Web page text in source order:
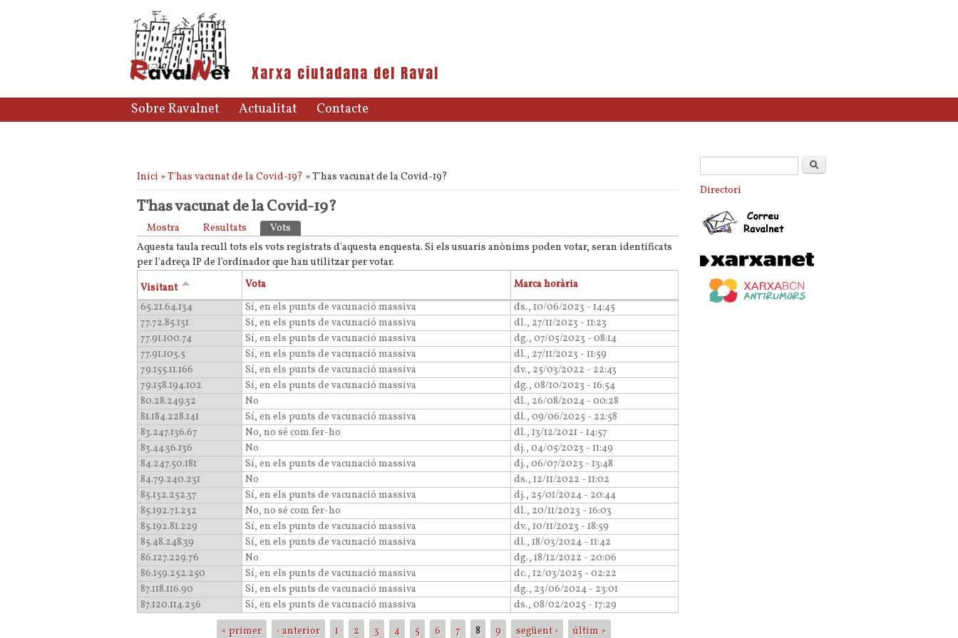
Xarxa ciutadana del Raval
Sobre Ravalnet Actualitat Contacte
Esteu aquí
Inici »T'has vacunat de la Covid-19? » T'has vacunat de la Covid-19?
T'has vacunat de la Covid-19?
Pestanyes primàries
Mostra Resultats Vots
Aquesta taula recull tots els vots registrats d'aquesta enquesta. Si els usuaris anònims poden votar, seran identificats
per l'adreça IP de l'ordinador que han utilitzar per votar.
Visitant
Vota
Marca horària
65.21.64.134
Sí, en els punts de vacunació massiva
ds., 10/06/2023 - 14:45
77.72.85.131
Sí, en els punts de vacunació massiva
dl., 27/11/2023 - 11:23
77.91.100.74
Sí, en els punts de vacunació massiva
dg., 07/05/2023 - 08:14
77.91.103.5
Sí, en els punts de vacunació massiva
dl., 27/11/2023 - 11:59
79.155.11.166
Sí, en els punts de vacunació massiva
dv., 25/03/2022 - 22:43
79.158.194.102
Sí, en els punts de vacunació massiva
dg., 08/10/2023 - 16:54
80.28.249.32
No
dl., 26/08/2024 - 00:28
81.184.228.141
Sí, en els punts de vacunació massiva
dl., 09/06/2025 - 22:58
83.247.136.67
No, no sé com fer-ho
dl., 13/12/2021 - 14:57
83.44.36.136
No
dj., 04/05/2023 - 11:49
84.247.50.181
Sí, en els punts de vacunació massiva
dj., 06/07/2023 - 13:48
84.79.240.231
No
ds., 12/11/2022 - 11:02
85.132.252.37
Sí, en els punts de vacunació massiva
dj., 25/01/2024 - 20:44
85.192.71.232
No, no sé com fer-ho
dl., 20/11/2023 - 16:03
85.192.81.229
Sí, en els punts de vacunació massiva
dv., 10/11/2023 - 18:59
85.48.248.39
Sí, en els punts de vacunació massiva
dl., 18/03/2024 - 11:42
86.127.229.76
No
dg., 18/12/2022 - 20:06
86.159.252.250
Sí, en els punts de vacunació massiva
dc., 12/03/2025 - 02:22
87.118.116.90
Sí, en els punts de vacunació massiva
dg., 23/06/2024 - 23:01
87.120.114.236
Sí, en els punts de vacunació massiva ds., 08/02/2025 - 17:29
« primer ‹ anterior 1 2 3 4 5 6 7 8 9 següent › últim »
Formulari de cerca
Directori